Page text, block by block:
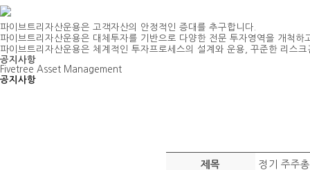
파이브트리자산운용은 고객자산의 안정적인 증대를 추구합니다.
파이브트리자산운용은 대체투자를 기반으로 다양한 전문 투자영역을 개척하
파이브트리자산운용은 체계적인 투자프로세스의 설계와 운용, 꾸준한 리스
공지사항
Fivetree Asset Management
공지사항
제목 정기 주주